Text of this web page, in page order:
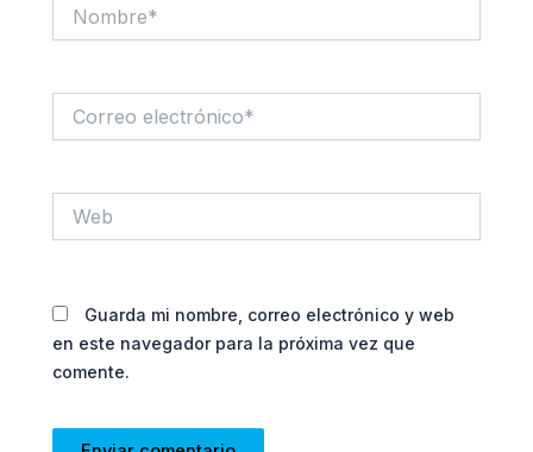
electrónico*
Guarda mi nombre, correo electrónico y web
en este navegador para la próxima vez que
comente.